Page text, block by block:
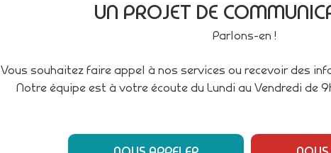
UN PROJET DE
Parlons-en !
Vous souhaitez faire appel à nos services ou recevoir des
Notre équipe est à votre écoute du Lundi au Vendredi de